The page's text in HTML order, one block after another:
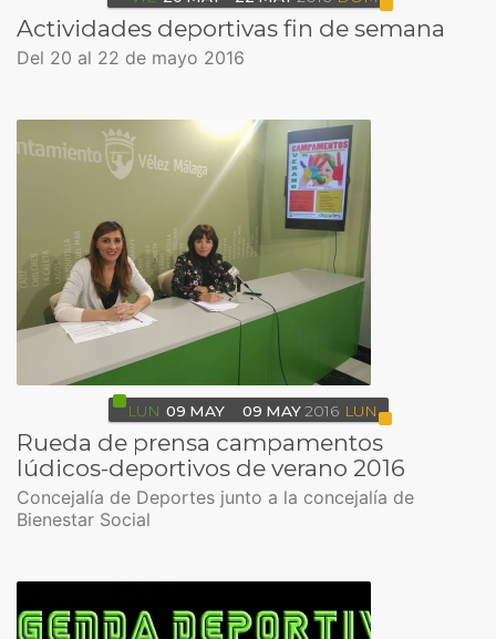
Actividades deportivas fin de semana
Del 20 al 22 de mayo 2016
LUN 09 MAY 09 MAY 2016 LUN
Rueda de prensa campamentos
lúdicos-deportivos de verano 2016
Concejalía de Deportes junto a la concejalía de
Bienestar Social